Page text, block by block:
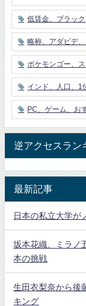
低賃金、ブラッ
略称、アダビデ
ポケモンゴー、
インド、人口、1
PC、ゲーム、お
逆アクセスラン
最新記事
日本の私立大学が
坂本花織、ミラノ
本の挑戦
生田衣梨奈から後
キング